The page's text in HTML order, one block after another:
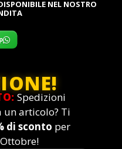
NEL NOSTRO
Spedizioni
un articolo? Ti
di sconto per